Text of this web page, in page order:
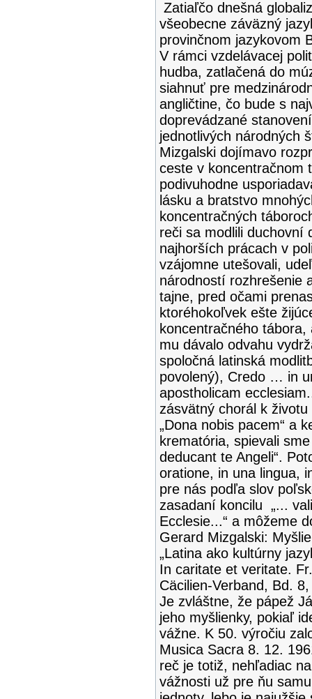
Zatiaľčo dnešná
všeobecne záväzný
provinčnom jazykovom
V rámci vzdelávacej
hudba, zatlačená do
siahnuť pre
angličtine, čo bude s
doprevádzané
jednotlivých národných
Mizgalski dojímavo
ceste v koncentračnom
podivuhodne
lásku a bratstvo
koncentračných
reči sa modlili duchovní
najhorších prácach v
vzájomne utešovali,
národností rozhrešenie
tajne, pred očami
ktoréhokoľvek ešte
koncentračného
mu dávalo odvahu
spoločná latinská
povolený), Credo … in
apostholicam
zásvätný chorál k
„Dona nobis pacem“ a
krematória, spievali
deducant te Angeli“.
oratione, in una lingua,
pre nás podľa slov
zasadaní koncilu „...
Ecclesie...“ a môžeme
Gerard Mizgalski:
„Latina ako kultúrny
In caritate et veritate.
Cäcilien-Verband, Bd.
Je zvláštne, že pápež
jeho myšlienky, pokiaľ
vážne. K 50. výročiu
Musica Sacra 8. 12.
reč je totiž, nehľadiac
vážnosti už pre ňu